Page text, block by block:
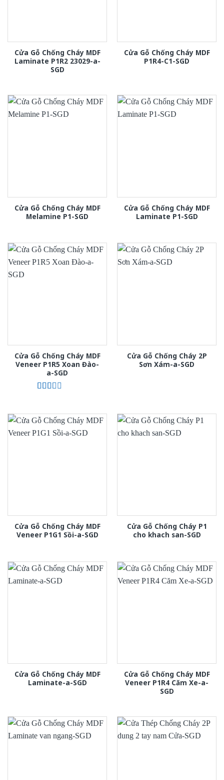
Cửa Gỗ Chống Cháy MDF
Laminate P1R2 23029-a-
SGD
Cửa Gỗ Chống Cháy MDF
P1R4-C1-SGD
Cửa Gỗ Chống Cháy MDF
Melamine P1-SGD
Cửa Gỗ Chống Cháy MDF
Laminate P1-SGD
Cửa Gỗ Chống Cháy MDF
Veneer P1R5 Xoan Đào-
a-SGD
hạng
2.00
5
sao
Cửa Gỗ Chống Cháy 2P
Sơn Xám-a-SGD
Cửa Gỗ Chống Cháy MDF
Veneer P1G1 Sồi-a-SGD
Cửa Gỗ Chống Cháy P1
cho khach san-SGD
Cửa Gỗ Chống Cháy MDF
Laminate-a-SGD
Cửa Gỗ Chống Cháy MDF
Veneer P1R4 Căm Xe-a-
SGD